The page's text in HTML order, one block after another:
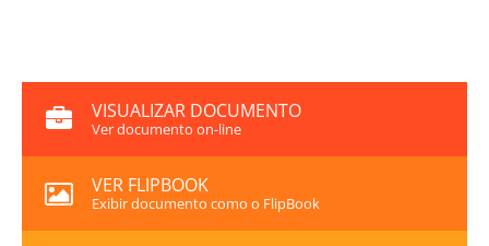
VISUALIZAR DOCUMENTO
Ver documento on-line
VER FLIPBOOK
Exibir documento como o FlipBook